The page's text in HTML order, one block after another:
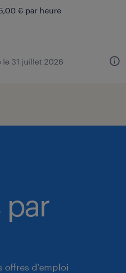
€ par heure
le 31 juillet 2026
par
offres d'emploi